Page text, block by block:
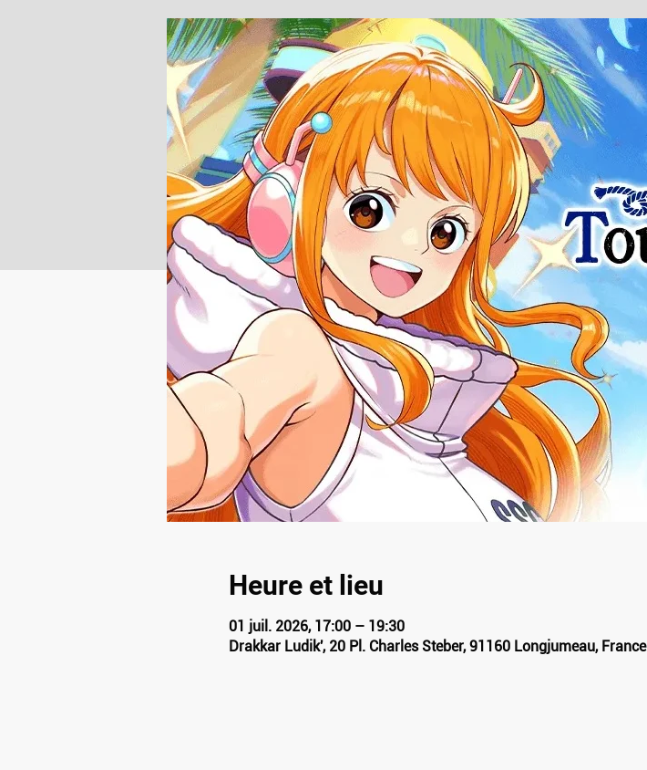
Heure et lieu
01 juil. 2026, 17:00 – 19:30
Drakkar Ludik', 20 Pl. Charles Steber, 91160 Longjumeau, France